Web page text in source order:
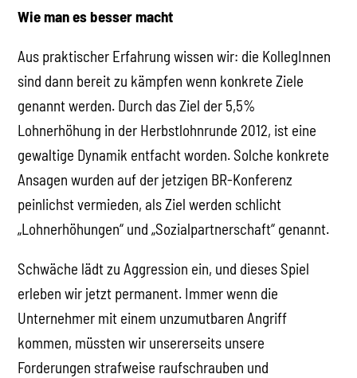
Wie man es besser macht
Aus praktischer Erfahrung wissen wir: die KollegInnen
sind dann bereit zu kämpfen wenn konkrete Ziele
genannt werden. Durch das Ziel der 5,5%
Lohnerhöhung in der Herbstlohnrunde 2012, ist eine
gewaltige Dynamik entfacht worden. Solche konkrete
Ansagen wurden auf der jetzigen BR-Konferenz
peinlichst vermieden, als Ziel werden schlicht
„Lohnerhöhungen“ und „Sozialpartnerschaft“ genannt.
Schwäche lädt zu Aggression ein, und dieses Spiel
erleben wir jetzt permanent. Immer wenn die
Unternehmer mit einem unzumutbaren Angriff
kommen, müssten wir unsererseits unsere
Forderungen strafweise raufschrauben und